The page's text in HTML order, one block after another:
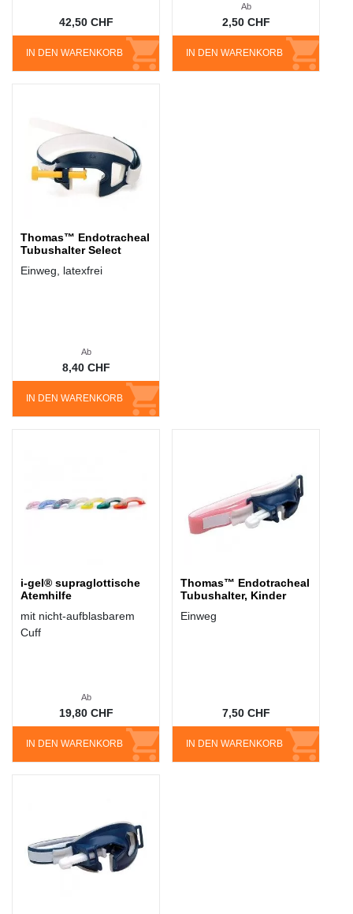
IN DEN WARENKORB
42,50 CHF
IN DEN WARENKORB
Ab
2,50 CHF
Thomas™ Endotracheal
Tubushalter Select
Einweg, latexfrei
IN DEN WARENKORB
Ab
8,40 CHF
i-gel® supraglottische
Atemhilfe
mit nicht-aufblasbarem
Cuff
IN DEN WARENKORB
Ab
19,80 CHF
Thomas™ Endotracheal
Tubushalter, Kinder
Einweg
IN DEN WARENKORB
7,50 CHF